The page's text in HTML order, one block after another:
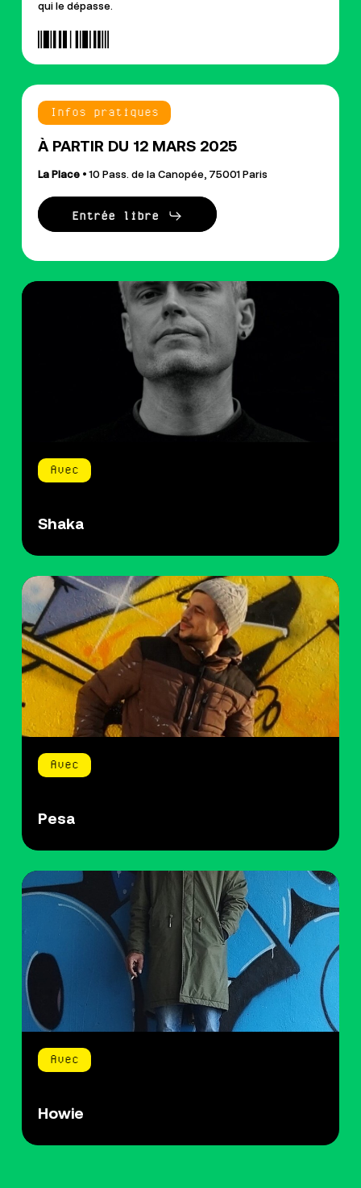
qui le dépasse.
Infos pratiques
À PARTIR DU 12 MARS 2025
La Place • 10 Pass. de la Canopée, 75001 Paris
Entrée libre
Avec
Shaka
Avec
Pesa
Avec
Howie